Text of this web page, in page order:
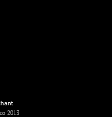
2013